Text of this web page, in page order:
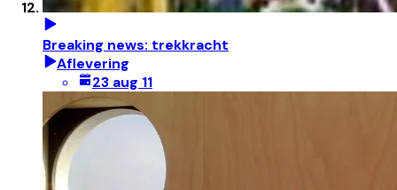
Breaking news: trekkracht
Aflevering
23 aug 11